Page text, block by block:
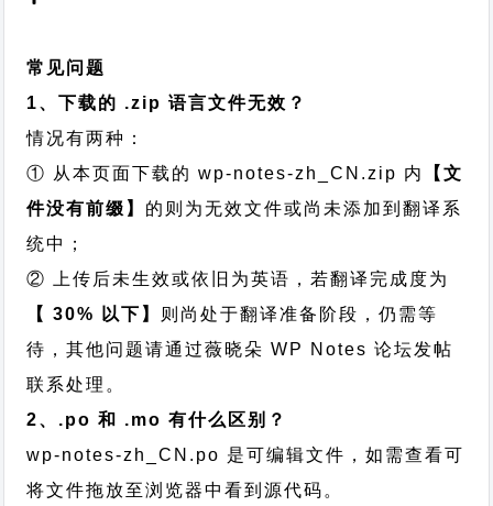
常见问题
1、下载的 .zip 语言文件无效？
情况有两种：
① 从本页面下载的 wp-notes-zh_CN.zip 内
【文
件没有前缀】 的则为无效文件或尚未添加到翻译系
统中；
② 上传后未生效或依旧为英语，若翻译完成度为
【 30% 以下】 则尚处于翻译准备阶段，仍需等
待，其他问题请通过薇晓朵 WP Notes 论坛发帖
联系处理。
2、.po 和 .mo 有什么区别？
wp-notes-zh_CN.po 是可编辑文件，如需查看可
将文件拖放至浏览器中看到源代码。